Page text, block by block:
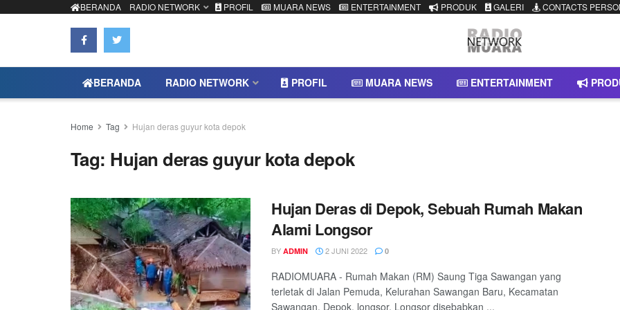
BERANDA RADIO NETWORK PROFIL MUARA NEWS ENTERTAINMENT PRODUK GALERI CONTACTS
BERANDA RADIO NETWORK PROFIL MUARA NEWS ENTERTAINMENT
Home Tag Hujan deras guyur kota depok
Tag: Hujan deras guyur kota depok
Hujan Deras di Depok, Sebuah Rumah Makan
Alami Longsor
BY ADMIN 2 JUNI 2022 0
RADIOMUARA - Rumah Makan (RM) Saung Tiga Sawangan yang
terletak di Jalan Pemuda, Kelurahan Sawangan Baru, Kecamatan
Sawangan, Depok, longsor. Longsor disebabkan ...